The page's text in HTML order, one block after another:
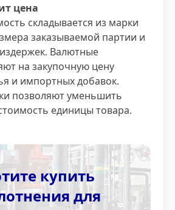
цена
складывается из марки
заказываемой партии и
Валютные
на закупочную цену
и импортных добавок.
позволяют уменьшить
единицы товара.
купить
для